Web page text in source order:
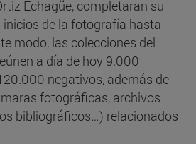
Echagüe, completaran su
inicios de la fotografía hasta
modo, las colecciones del
a día de hoy 9.000
negativos, además de
fotográficas, archivos
bibliográficos…) relacionados